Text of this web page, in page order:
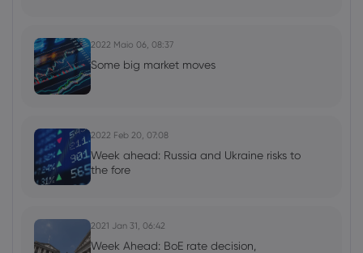
2022 Maio 06, 08:37
Some big market moves
2022 Feb 20, 07:08
Week ahead: Russia and Ukraine risks to
the fore
2021 Jan 31, 06:42
Week Ahead: BoE rate decision,